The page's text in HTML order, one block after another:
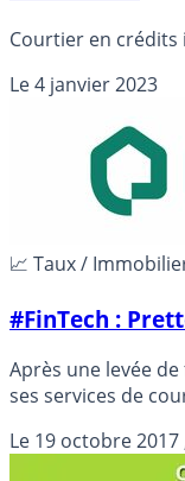
Courtier en crédits
Le4 janvier 2023
📈 Taux /
#FinTech :
Après une levée
ses services de
Le 19 octobre 2017